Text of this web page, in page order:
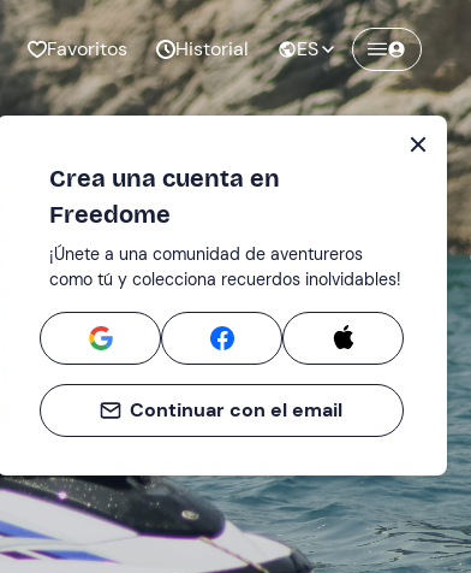
Favoritos Historial ES
Crea una cuenta en
Freedome
¡Únete a una comunidad de aventureros
como tú y colecciona recuerdos inolvidables!
Continuar con el email